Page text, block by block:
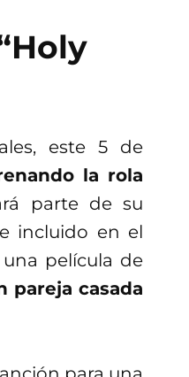
este 5 de
la rola
parte de su
incluido en el
una película de
pareja casada